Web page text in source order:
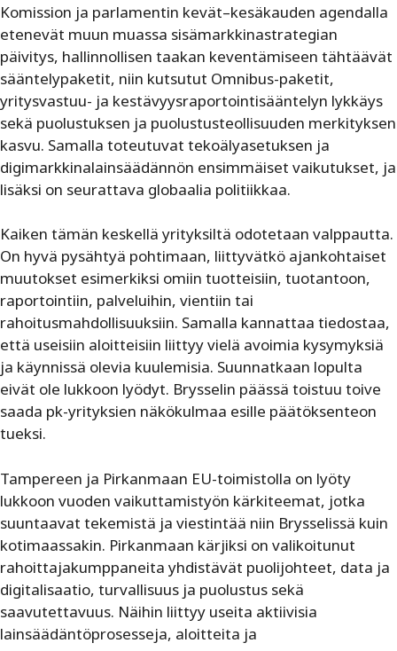
Komission ja parlamentin kevät–kesäkauden agendalla
etenevät muun muassa sisämarkkinastrategian
päivitys, hallinnollisen taakan keventämiseen tähtäävät
sääntelypaketit, niin kutsutut Omnibus-paketit,
yritysvastuu- ja kestävyysraportointisääntelyn lykkäys
sekä puolustuksen ja puolustusteollisuuden merkityksen
kasvu. Samalla toteutuvat tekoälyasetuksen ja
digimarkkinalainsäädännön ensimmäiset vaikutukset, ja
lisäksi on seurattava globaalia politiikkaa.
Kaiken tämän keskellä yrityksiltä odotetaan valppautta.
On hyvä pysähtyä pohtimaan, liittyvätkö ajankohtaiset
muutokset esimerkiksi omiin tuotteisiin, tuotantoon,
raportointiin, palveluihin, vientiin tai
rahoitusmahdollisuuksiin. Samalla kannattaa tiedostaa,
että useisiin aloitteisiin liittyy vielä avoimia kysymyksiä
ja käynnissä olevia kuulemisia. Suunnatkaan lopulta
eivät ole lukkoon lyödyt. Brysselin päässä toistuu toive
saada pk-yrityksien näkökulmaa esille päätöksenteon
tueksi.
Tampereen ja Pirkanmaan EU-toimistolla on lyöty
lukkoon vuoden vaikuttamistyön kärkiteemat, jotka
suuntaavat tekemistä ja viestintää niin Brysselissä kuin
kotimaassakin. Pirkanmaan kärjiksi on valikoitunut
rahoittajakumppaneita yhdistävät puolijohteet, data ja
digitalisaatio, turvallisuus ja puolustus sekä
saavutettavuus. Näihin liittyy useita aktiivisia
lainsäädäntöprosesseja, aloitteita ja